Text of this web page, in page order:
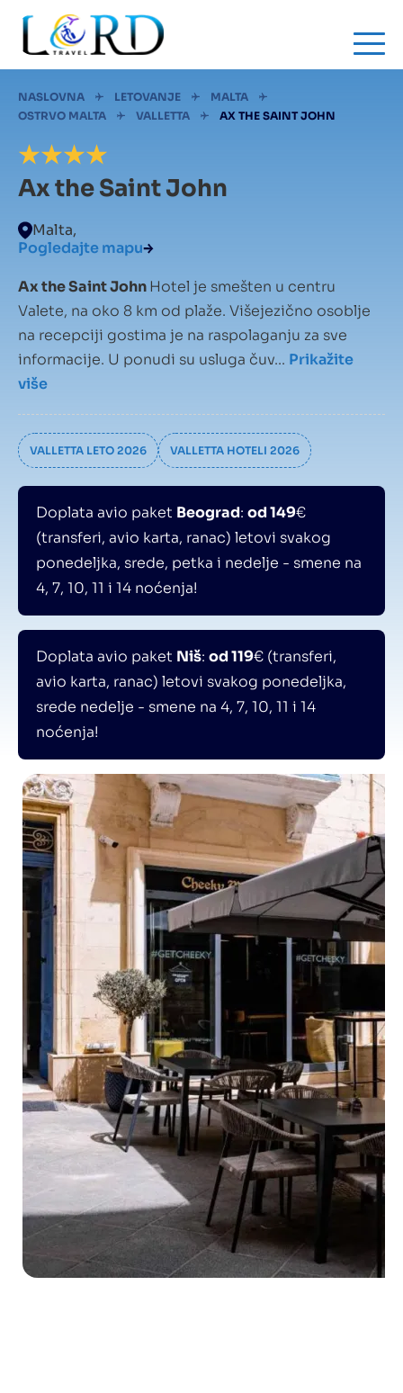
main
content
Mrvice
NASLOVNA LETOVANJE
MALTA
OSTRVO MALTA
VALLETTA AX THE SAINT JOHN
Ax the Saint John
Malta,
Pogledajte mapu
Ax the Saint JohnHotel je smešten u centru
Valete, na oko 8 km od plaže. Višejezično osoblje
na recepciji gostima je na raspolaganju za sve
informacije. U ponudi su usluga čuv... Prikažite
više
VALLETTA LETO 2026 VALLETTA HOTELI 2026
Doplata avio paket Beograd: od 149€
(transferi, avio karta, ranac) letovi svakog
ponedeljka, srede, petka i nedelje - smene na
4, 7, 10, 11 i 14 noćenja!
Doplata avio paket Niš: od 119€ (transferi,
avio karta, ranac) letovi svakog ponedeljka,
srede nedelje - smene na 4, 7, 10, 11 i 14
noćenja!